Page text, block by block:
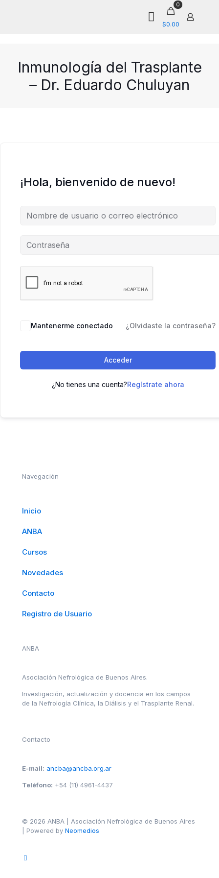
0
$0.00
Inmunología del Trasplante
– Dr. Eduardo Chuluyan
¡Hola, bienvenido de nuevo!
Mantenerme conectado ¿Olvidaste la contraseña?
Acceder
¿No tienes una cuenta?Regístrate ahora
Navegación
Inicio
ANBA
Cursos
Novedades
Contacto
Registro de Usuario
ANBA
Asociación Nefrológica de Buenos Aires.
Investigación, actualización y docencia en los campos
de la Nefrología Clínica, la Diálisis y el Trasplante Renal.
Contacto
E-mail: ancba@ancba.org.ar
Teléfono: +54 (11) 4961-4437
© 2026 ANBA | Asociación Nefrológica de Buenos Aires
| Powered by Neomedios